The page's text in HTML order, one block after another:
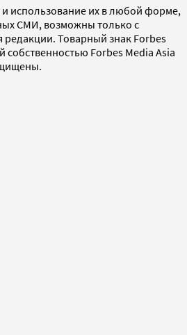
использование их в любой форме,
СМИ, возможны только с
Товарный знак Forbes
собственностью Forbes Media Asia